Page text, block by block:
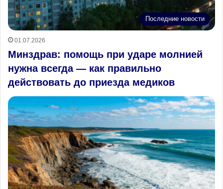
Последние новости
01.07.2026
Минздрав: помощь при ударе молнией
нужна всегда — как правильно
действовать до приезда медиков